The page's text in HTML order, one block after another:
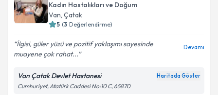
Kadın Hastalıkları ve Doğum
Van, Çatak
5 (3 Değerlendirme)
İlgisi, güler yüzü ve pozitif yaklaşımı sayesinde
muayene çok rahat...
Devamı
Van Çatak Devlet Hastanesi Haritada Göster
Cumhuriyet, Atatürk Caddesi No:10 C, 65870